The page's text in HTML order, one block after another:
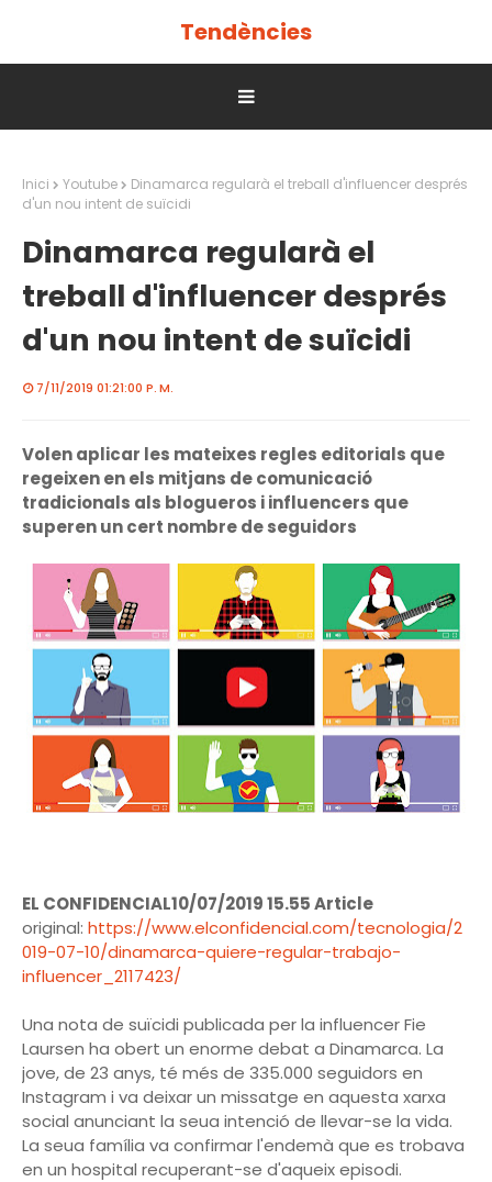
Tendències
Inici Youtube
Dinamarca regularà el treball d'influencer després
d'un nou intent de suïcidi
Dinamarca regularà el
treball d'influencer després
d'un nou intent de suïcidi
7/11/2019 01:21:00 P. M.
Volen aplicar les mateixes regles editorials que
regeixen en els mitjans de comunicació
tradicionals als blogueros i influencers que
superen un cert nombre de seguidors
EL CONFIDENCIAL10/07/2019 15.55 Article
original: https://www.elconfidencial.com/tecnologia/2
019-07-10/dinamarca-quiere-regular-trabajo-
influencer_2117423/
Una nota de suïcidi publicada per la influencer Fie
Laursen ha obert un enorme debat a Dinamarca. La
jove, de 23 anys, té més de 335.000 seguidors en
Instagram i va deixar un missatge en aquesta xarxa
social anunciant la seua intenció de llevar-se la vida.
La seua família va confirmar l'endemà que es trobava
en un hospital recuperant-se d'aqueix episodi.